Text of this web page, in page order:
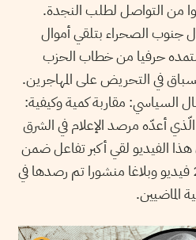
من التواصل لطلب النجدة.
جنوب الصحراء بتلقي أموال
حرفيا من خطاب الحزب
في التحريض على المهاجرين.
السياسي: مقاربة كمية وكيفية:
جويلية 2023“، الّذي أعدّه مرصد الإعلام في الشرق
الفيديو لقي أكبر تفاعل ضمن
العينة التي تحتوي على 212 فيديو وبلاغا منشورا تم رصدها في
الماضيين.